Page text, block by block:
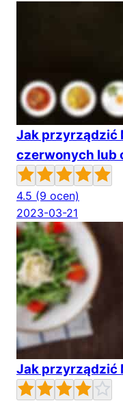
Jak przyrządzić
czerwonych lub
4.5 (9 ocen)
2023-03-21
Jak przyrządzić